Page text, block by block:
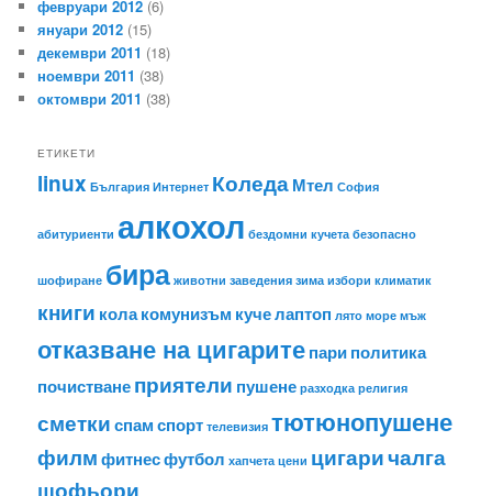
февруари 2012 (6)
януари 2012 (15)
декември 2011 (18)
ноември 2011 (38)
октомври 2011 (38)
ЕТИКЕТИ
linux България Интернет КоледаМтел София
абитуриенти алкохол бездомни кучета безопасно
шофиране бира животни заведения зима избори климатик
книги колакомунизъм кучелаптоп лято море мъж
отказване на цигаритепариполитика
почистванеприятели пушене разходка религия
сметкиспамспорт телевизия тютюнопушене
филмфитнесфутбол хапчета цени цигаричалга